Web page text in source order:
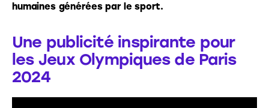
humaines générées par le sport.
Une publicité inspirante pour
les Jeux Olympiques de Paris
2024